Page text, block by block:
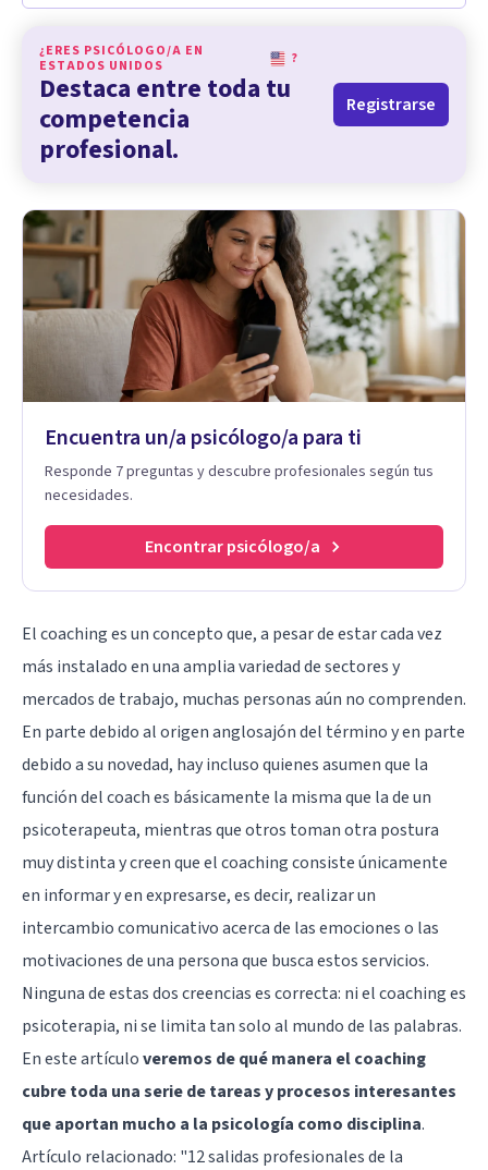
¿ERES PSICÓLOGO/A EN
ESTADOS UNIDOS
?
Destaca entre toda tu
competencia
profesional.
Registrarse
Encuentra un/a psicólogo/a para ti
Responde 7 preguntas y descubre profesionales según tus
necesidades.
Encontrar psicólogo/a
El coaching es un concepto que, a pesar de estar cada vez
más instalado en una amplia variedad de sectores y
mercados de trabajo, muchas personas aún no comprenden.
En parte debido al origen anglosajón del término y en parte
debido a su novedad, hay incluso quienes asumen que la
función del coach es básicamente la misma que la de un
psicoterapeuta, mientras que otros toman otra postura
muy distinta y creen que el coaching consiste únicamente
en informar y en expresarse, es decir, realizar un
intercambio comunicativo acerca de las emociones o las
motivaciones de una persona que busca estos servicios.
Ninguna de estas dos creencias es correcta: ni el coaching es
psicoterapia, ni se limita tan solo al mundo de las palabras.
En este artículoveremos de qué manera el coaching
cubre toda una serie de tareas y procesos interesantes
que aportan mucho a la psicología como disciplina.
Artículo relacionado: "12 salidas profesionales de la